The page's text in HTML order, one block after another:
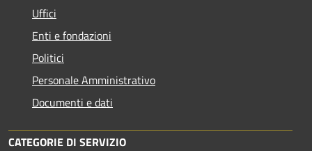
Uffici
Enti e fondazioni
Politici
Personale Amministrativo
Documenti e dati
CATEGORIE DI SERVIZIO